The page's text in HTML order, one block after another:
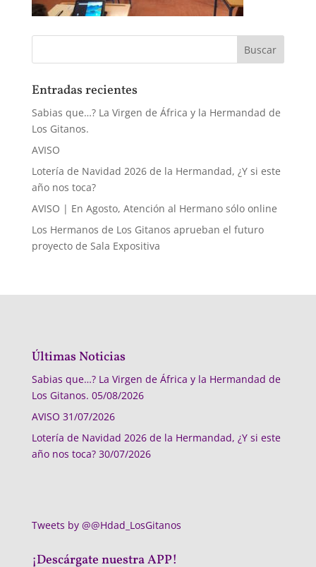
Entradas recientes
Sabias que…? La Virgen de África y la Hermandad de
Los Gitanos.
AVISO
Lotería de Navidad 2026 de la Hermandad, ¿Y si este
año nos toca?
AVISO | En Agosto, Atención al Hermano sólo online
Los Hermanos de Los Gitanos aprueban el futuro
proyecto de Sala Expositiva
Últimas Noticias
Sabias que…? La Virgen de África y la Hermandad de
Los Gitanos. 05/08/2026
AVISO 31/07/2026
Lotería de Navidad 2026 de la Hermandad, ¿Y si este
año nos toca? 30/07/2026
Tweets by @@Hdad_LosGitanos
¡Descárgate nuestra APP!